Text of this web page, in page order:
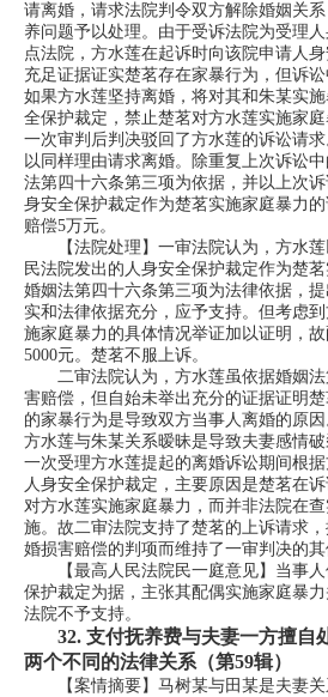
请离婚，请求法院判令双方解除婚姻关
养问题予以处理。由于受诉法院为受理
点法院，方水莲在起诉时向该院申请人
充足证据证实楚茗存在家暴行为，但诉
如果方水莲坚持离婚，将对其和朱某实
全保护裁定，禁止楚茗对方水莲实施家
一次审判后判决驳回了方水莲的诉讼请
以同样理由请求离婚。除重复上次诉讼
法第四十六条第三项为依据，并以上次
身安全保护裁定作为楚茗实施家庭暴力
赔偿5万元。
【法院处理】一审法院认为，方水莲
民法院发出的人身安全保护裁定作为楚
婚姻法第四十六条第三项为法律依据，
实和法律依据充分，应予支持。但考虑
施家庭暴力的具体情况举证加以证明，
5000元。楚茗不服上诉。
二审法院认为，方水莲虽依据婚姻法
害赔偿，但自始未举出充分的证据证明
的家暴行为是导致双方当事人离婚的原
方水莲与朱某关系暧昧是导致夫妻感情
一次受理方水莲提起的离婚诉讼期间根
人身安全保护裁定，主要原因是楚茗在
对方水莲实施家庭暴力，而并非法院在
施。故二审法院支持了楚茗的上诉请求
婚损害赔偿的判项而维持了一审判决的其
【最高人民法院民一庭意见】当事人
保护裁定为据，主张其配偶实施家庭暴
法院不予支持。
32. 支付抚养费与夫妻一方擅自
两个不同的法律关系（第59辑）
【案情摘要】马树某与田某是夫妻关